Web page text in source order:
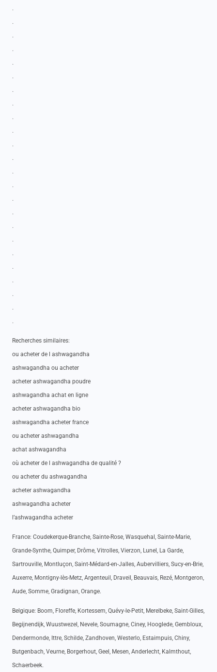
.
.
.
.
.
.
.
.
.
.
.
.
.
.
.
.
.
.
.
.
.
.
.
.
Recherches similaires:
ou acheter de l ashwagandha
ashwagandha ou acheter
acheter ashwagandha poudre
ashwagandha achat en ligne
acheter ashwagandha bio
ashwagandha acheter france
ou acheter ashwagandha
achat ashwagandha
où acheter de l ashwagandha de qualité ?
ou acheter du ashwagandha
acheter ashwagandha
ashwagandha acheter
l’ashwagandha acheter
France: Coudekerque-Branche, Sainte-Rose, Wasquehal, Sainte-Marie,
Grande-Synthe, Quimper, Drôme, Vitrolles, Vierzon, Lunel, La Garde,
Sartrouville, Montluçon, Saint-Médard-en-Jalles, Aubervilliers, Sucy-en-Brie,
Auxerre, Montigny-lès-Metz, Argenteuil, Draveil, Beauvais, Rezé, Montgeron,
Aude, Somme, Gradignan, Orange.
Belgique: Boom, Floreffe, Kortessem, Quévy-le-Petit, Merelbeke, Saint-Gilles,
Begijnendijk, Wuustwezel, Nevele, Soumagne, Ciney, Hooglede, Gembloux,
Dendermonde, Ittre, Schilde, Zandhoven, Westerlo, Estaimpuis, Chiny,
Butgenbach, Veurne, Borgerhout, Geel, Mesen, Anderlecht, Kalmthout,
Schaerbeek.